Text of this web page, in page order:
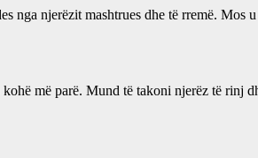
njerëzit mashtrues dhe të rremë. Mos
më parë. Mund të takoni njerëz të rinj